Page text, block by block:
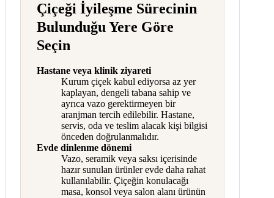
Çiçeği İyileşme Sürecinin
Bulunduğu Yere Göre
Seçin
Hastane veya klinik ziyareti
Kurum çiçek kabul ediyorsa az yer
kaplayan, dengeli tabana sahip ve
ayrıca vazo gerektirmeyen bir
aranjman tercih edilebilir. Hastane,
servis, oda ve teslim alacak kişi bilgisi
önceden doğrulanmalıdır.
Evde dinlenme dönemi
Vazo, seramik veya saksı içerisinde
hazır sunulan ürünler evde daha rahat
kullanılabilir. Çiçeğin konulacağı
masa, konsol veya salon alanı ürünün